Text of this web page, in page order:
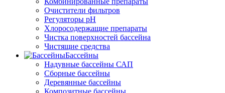
Очистители фильтров
Регуляторы pH
Хлоросодержащие препараты
Чистка поверхностей бассейна
Чистящие средства
Бассейны
Надувные бассейны САП
Сборные бассейны
Деревянные бассейны
Композитные бассейны